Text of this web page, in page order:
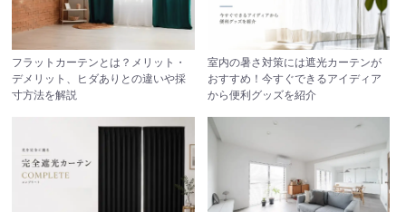
フラットカーテンとは？メリット・
デメリット、ヒダありとの違いや採
寸方法を解説
室内の暑さ対策には遮光カーテンが
おすすめ！今すぐできるアイディア
から便利グッズを紹介